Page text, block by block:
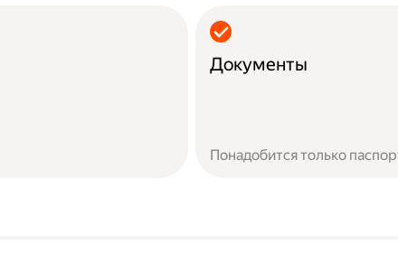
Документы
Понадобится только